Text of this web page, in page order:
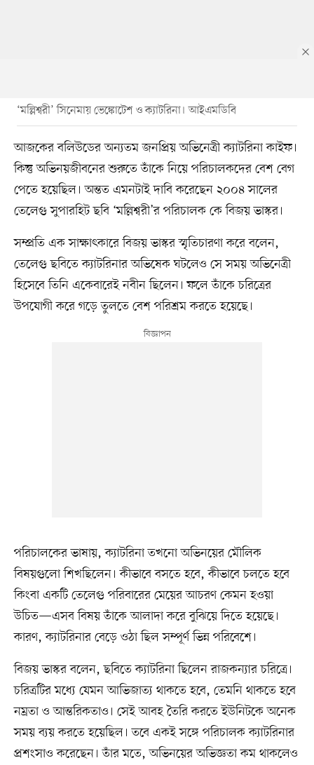
‘মল্লিশ্বরী’ সিনেমায় ভেঙ্কোটেশ ও ক্যাটরিনা। আইএমডিবি
আজকের বলিউডের অন্যতম জনপ্রিয় অভিনেত্রী ক্যাটরিনা কাইফ।
কিন্তু অভিনয়জীবনের শুরুতে তাঁকে নিয়ে পরিচালকদের বেশ বেগ
পেতে হয়েছিল। অন্তত এমনটাই দাবি করেছেন ২০০৪ সালের
তেলেগু সুপারহিট ছবি ‘মল্লিশ্বরী’র পরিচালক কে বিজয় ভাস্কর।
সম্প্রতি এক সাক্ষাৎকারে বিজয় ভাস্কর স্মৃতিচারণা করে বলেন,
তেলেগু ছবিতে ক্যাটরিনার অভিষেক ঘটলেও সে সময় অভিনেত্রী
হিসেবে তিনি একেবারেই নবীন ছিলেন। ফলে তাঁকে চরিত্রের
উপযোগী করে গড়ে তুলতে বেশ পরিশ্রম করতে হয়েছে।
পরিচালকের ভাষায়, ক্যাটরিনা তখনো অভিনয়ের মৌলিক
বিষয়গুলো শিখছিলেন। কীভাবে বসতে হবে, কীভাবে চলতে হবে
কিংবা একটি তেলেগু পরিবারের মেয়ের আচরণ কেমন হওয়া
উচিত—এসব বিষয় তাঁকে আলাদা করে বুঝিয়ে দিতে হয়েছে।
কারণ, ক্যাটরিনার বেড়ে ওঠা ছিল সম্পূর্ণ ভিন্ন পরিবেশে।
বিজয় ভাস্কর বলেন, ছবিতে ক্যাটরিনা ছিলেন রাজকন্যার চরিত্রে।
চরিত্রটির মধ্যে যেমন আভিজাত্য থাকতে হবে, তেমনি থাকতে হবে
নম্রতা ও আন্তরিকতাও। সেই আবহ তৈরি করতে ইউনিটকে অনেক
সময় ব্যয় করতে হয়েছিল। তবে একই সঙ্গে পরিচালক ক্যাটরিনার
প্রশংসাও করেছেন। তাঁর মতে, অভিনয়ের অভিজ্ঞতা কম থাকলেও